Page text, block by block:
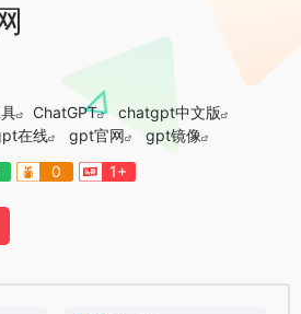
ChatGPT
chatgpt中文版
在线 gpt官网
gpt镜像
0 1+